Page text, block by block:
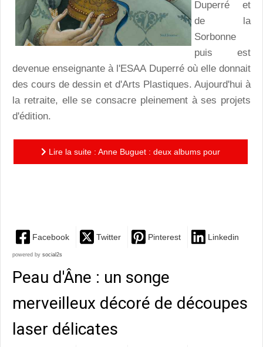
Duperré et
de la
Sorbonne
puis est
devenue enseignante à l'ESAA Duperré où elle donnait
des cours de dessin et d'Arts Plastiques. Aujourd'hui à
la retraite, elle se consacre pleinement à ses projets
d'édition.
Lire la suite : Anne Buguet : deux albums pour
Facebook Twitter Pinterest Linkedin
powered by social2s
Peau d'Âne : un songe
merveilleux décoré de découpes
laser délicates